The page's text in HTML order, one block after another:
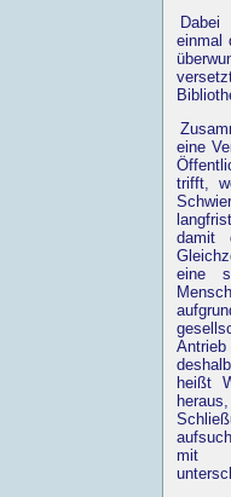
einmal
eine
trifft,
damit
eine
heißt
mit